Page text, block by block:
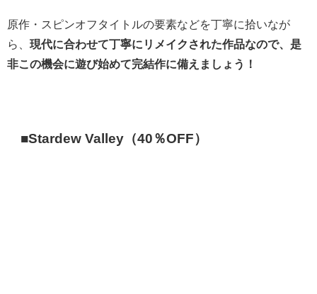
原作・スピンオフタイトルの要素などを丁寧に拾いなが
ら、 現代に合わせて丁寧にリメイクされた作品なので、是
非この機会に遊び始めて完結作に備えましょう！
■Stardew Valley（40％OFF）